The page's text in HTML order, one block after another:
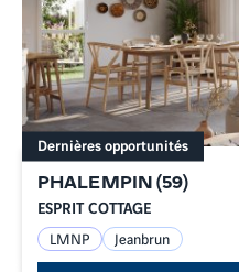
PHALEMPIN (59)
ESPRIT COTTAGE
Dernières opportunités
LMNP Jeanbrun